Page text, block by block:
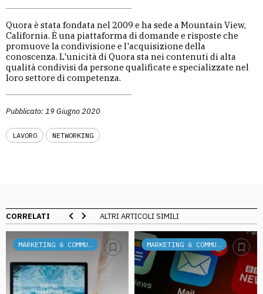
Quora è stata fondata nel 2009 e ha sede a Mountain View,
California. È una piattaforma di domande e risposte che
promuove la condivisione e l'acquisizione della
conoscenza. L'unicità di Quora sta nei contenuti di alta
qualità condivisi da persone qualificate e specializzate nel
loro settore di competenza.
Pubblicato: 19 Giugno 2020
LAVORO NETWORKING
CORRELATI ALTRI ARTICOLI SIMILI
MARKETING & COMMUNICATION MARKETING & COMMUNICATION